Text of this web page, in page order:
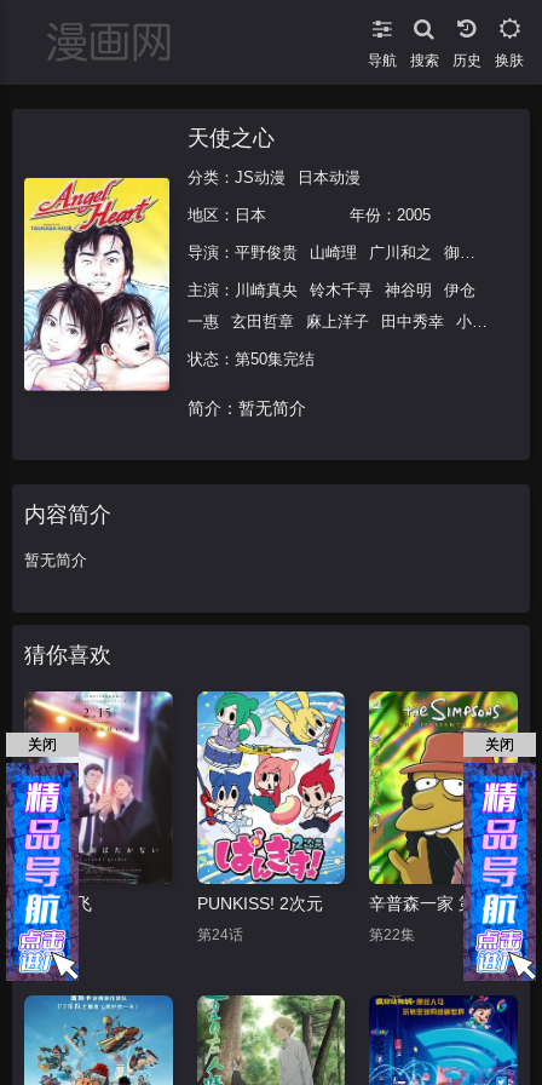
导航 搜索 换肤
天使之心
分类： JS动漫 日本动漫
地区： 日本 年份： 2005
导演： 平野俊贵 山崎理 广川和之 御厨恭辅
主演： 川崎真央 铃木千寻 神谷明
伊仓
一惠
玄田哲章 麻上洋子 田中秀幸
小山
茉美
矢田耕司 有本钦隆
子
野岛裕史 野岛健儿
状态：第50集完结
简介：暂无简介
内容简介
暂无简介
猜你喜欢
鸣鸟不飞
正片
PUNKISS! 2次元
第24话
辛普森一家 第十五季
第22集
关闭 关闭